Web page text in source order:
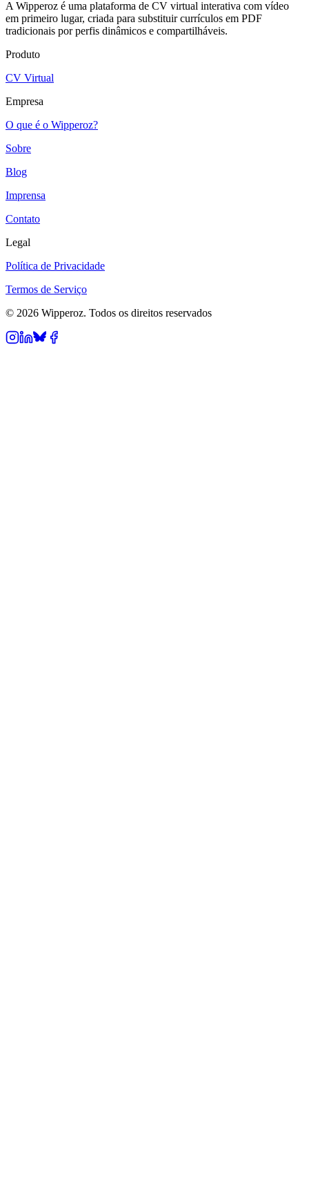
A Wipperoz é uma plataforma de CV virtual interativa com vídeo
em primeiro lugar, criada para substituir currículos em PDF
tradicionais por perfis dinâmicos e compartilháveis.
Produto
CV Virtual
Empresa
O que é o Wipperoz?
Sobre
Blog
Imprensa
Contato
Legal
Política de Privacidade
Termos de Serviço
© 2026 Wipperoz. Todos os direitos reservados